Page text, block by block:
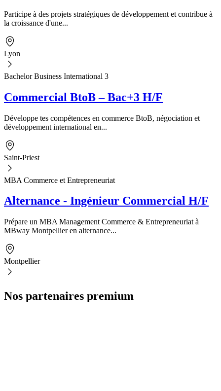
Participe à des projets stratégiques de développement et contribue à
la croissance d'une...
Lyon
Bachelor Business International 3
Commercial BtoB – Bac+3 H/F
Développe tes compétences en commerce BtoB, négociation et
développement international en...
Saint-Priest
MBA Commerce et Entrepreneuriat
Alternance - Ingénieur Commercial H/F
Prépare un MBA Management Commerce & Entrepreneuriat à
MBway Montpellier en alternance...
Montpellier
Nos partenaires premium